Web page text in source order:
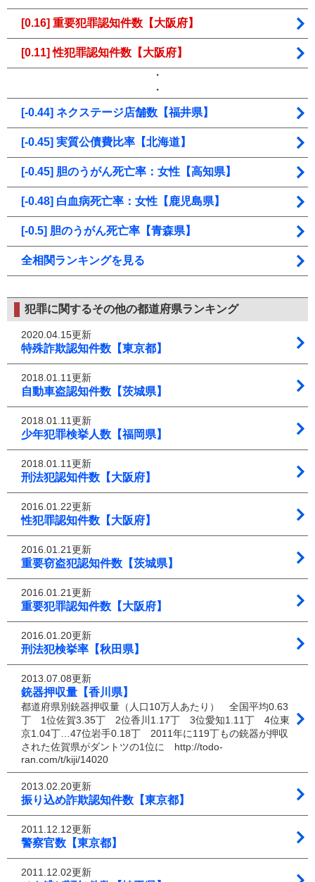
[0.16] 重要犯罪認知件数【大阪府】
[0.11] 性犯罪認知件数【大阪府】
・
・
[-0.44] ネクステージ店舗数【福井県】
[-0.45] 実質公債費比率【北海道】
[-0.45] 胆のうがん死亡率：女性【高知県】
[-0.48] 白血病死亡率：女性【鹿児島県】
[-0.5] 胆のうがん死亡率【青森県】
全相関ランキングを見る
犯罪に関するその他の都道府県ランキング
2020.04.15更新
特殊詐欺認知件数【東京都】
2018.01.11更新
自動車盗認知件数【茨城県】
2018.01.11更新
少年犯罪検挙人数【福岡県】
2018.01.11更新
刑法犯認知件数【大阪府】
2016.01.22更新
性犯罪認知件数【大阪府】
2016.01.21更新
重要窃盗犯認知件数【茨城県】
2016.01.21更新
重要犯罪認知件数【大阪府】
2016.01.20更新
刑法犯検挙率【秋田県】
2013.07.08更新
銃器押収量【香川県】
都道府県別銃器押収量（人口10万人あたり） 全国平均0.63
丁 1位佐賀3.35丁 2位香川1.17丁 3位愛知1.11丁 4位東
京1.04丁…47位岩手0.18丁 2011年に119丁もの銃器が押収
された佐賀県がダントツの1位に http://todo-
ran.com/t/kiji/14020
2013.02.20更新
振り込め詐欺認知件数【東京都】
2011.12.12更新
警察官数【東京都】
2011.12.02更新